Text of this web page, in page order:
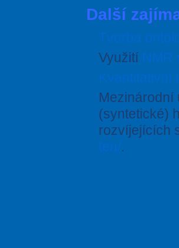
Další
Tvorba
Využití NMR
Kvantitativní
Mezinárodní
(syntetické)
rozvíjejících
ten/.